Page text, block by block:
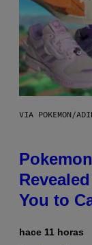
VIA POKEMON/
You to
hace 11 horas